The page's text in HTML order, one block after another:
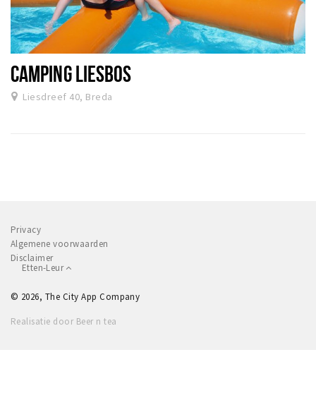
CAMPING LIESBOS
Liesdreef 40, Breda
Privacy
Algemene voorwaarden
Disclaimer
Etten-Leur
© 2026, The City App Company
Realisatie door Beer n tea